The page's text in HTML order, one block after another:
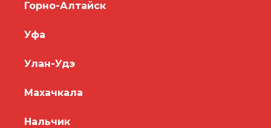
Горно-Алтайск
Уфа
Улан-Удэ
Махачкала
Нальчик